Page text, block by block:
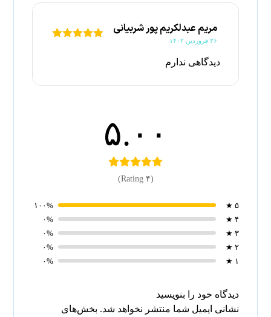
مریم عبدلکریم پور شربیانی
۲۶ فروردین ۱۴۰۲
دیدگاهی ندارم
۵.۰۰
(۴ Rating)
۵ ★
۱۰۰%
۴ ★
۰%
۳ ★
۰%
۲ ★
۰%
۱ ★
۰%
دیدگاه خود را بنویسید
نشانی ایمیل شما منتشر نخواهد شد. بخش‌های